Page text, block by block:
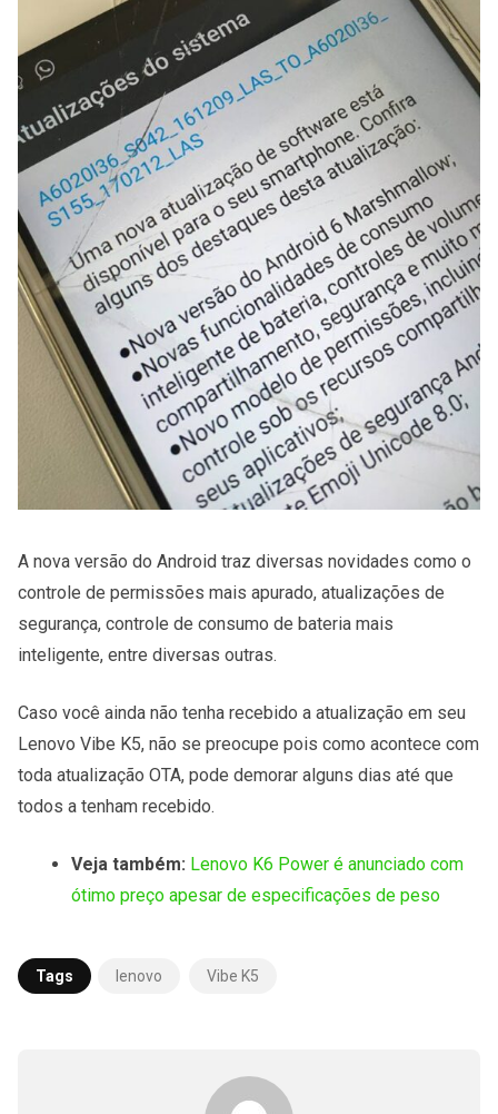
A nova versão do Android traz diversas novidades como o
controle de permissões mais apurado, atualizações de
segurança, controle de consumo de bateria mais
inteligente, entre diversas outras.
Caso você ainda não tenha recebido a atualização em seu
Lenovo Vibe K5, não se preocupe pois como acontece com
toda atualização OTA, pode demorar alguns dias até que
todos a tenham recebido.
Veja também: Lenovo K6 Power é anunciado com
ótimo preço apesar de especificações de peso
Tags lenovo Vibe K5